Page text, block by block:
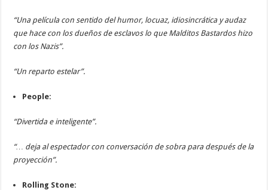
“Una película con sentido del humor, locuaz, idiosincrática y audaz
que hace con los dueños de esclavos lo que Malditos Bastardos hizo
con los Nazis”.
“Un reparto estelar”.
People:
“Divertida e inteligente”.
“… deja al espectador con conversación de sobra para después de la
proyección”.
Rolling Stone: